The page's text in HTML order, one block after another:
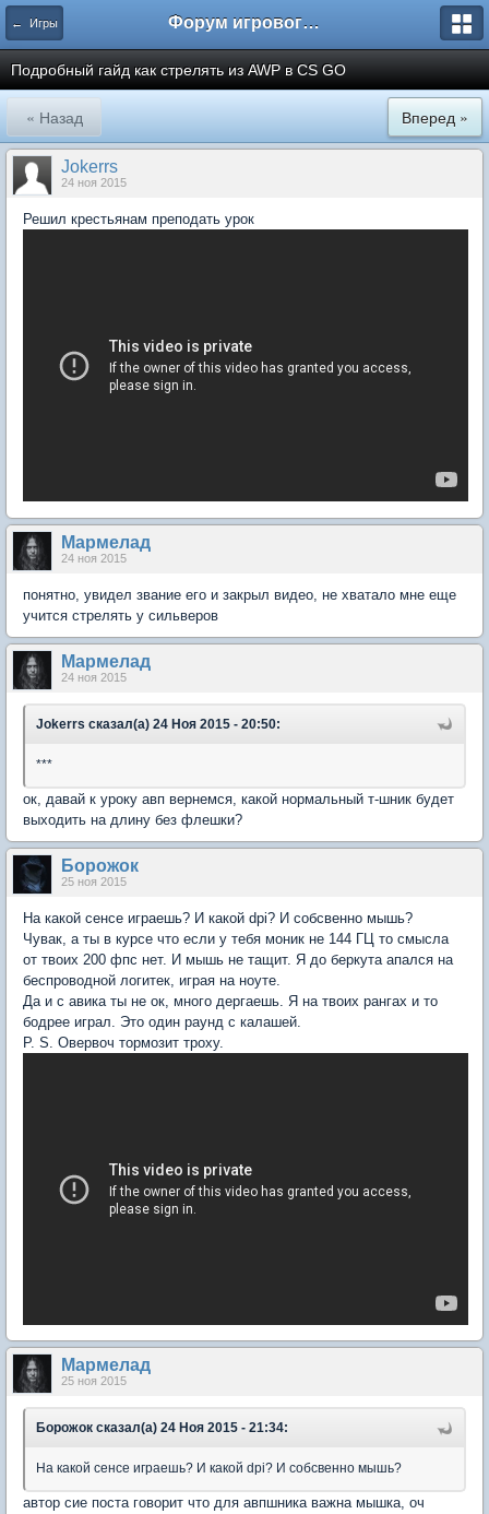
← Игры Форум игрового проекта Riverrise
Подробный гайд как стрелять из AWP в CS GO
« Назад Вперед »
Jokerrs
24 ноя 2015
Решил крестьянам преподать урок
Мармелад
24 ноя 2015
понятно, увидел звание его и закрыл видео, не хватало мне еще
учится стрелять у сильверов
Мармелад
24 ноя 2015
Jokerrs сказал(а) 24 Ноя 2015 - 20:50:
***
ок, давай к уроку авп вернемся, какой нормальный т-шник будет
выходить на длину без флешки?
Борожок
25 ноя 2015
На какой сенсе играешь? И какой dpi? И собсвенно мышь?
Чувак, а ты в курсе что если у тебя моник не 144 ГЦ то смысла
от твоих 200 фпс нет. И мышь не тащит. Я до беркута апался на
беспроводной логитек, играя на ноуте.
Да и с авика ты не ок, много дергаешь. Я на твоих рангах и то
бодрее играл. Это один раунд с калашей.
P. S. Овервоч тормозит троху.
Мармелад
25 ноя 2015
Борожок сказал(а) 24 Ноя 2015 - 21:34:
На какой сенсе играешь? И какой dpi? И собсвенно мышь?
автор сие поста говорит что для авпшника важна мышка, оч